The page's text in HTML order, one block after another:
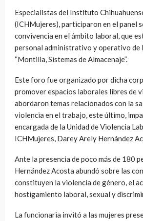
Especialistas del Instituto
(ICHMujeres), participaron en el panel
convivencia en el ámbito laboral, que
personal administrativo y operativo de
“Montilla, Sistemas de Almacenaje”.
Este foro fue organizado por dicha
promover espacios laborales libres de
abordaron temas relacionados con la
violencia en el trabajo, este último,
encargada de la Unidad de Violencia
ICHMujeres, Darey Arely Hernández
Ante la presencia de poco más de 180
Hernández Acosta abundó sobre las
constituyen la violencia de género, el
hostigamiento laboral, sexual y
La funcionaria invitó a las mujeres